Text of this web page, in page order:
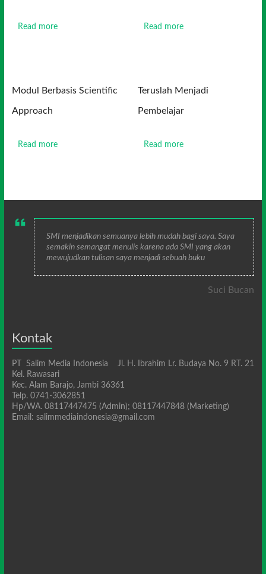
Read more Read more
Modul Berbasis Scientific
Approach
Read more
Teruslah Menjadi
Pembelajar
Read more
SMI menjadikan semuanya lebih mudah bagi saya. Saya
semakin semangat menulis karena ada SMI yang akan
mewujudkan tulisan saya menjadi sebuah buku
Suci Bucan
Kontak
PT Salim Media Indonesia Jl. H. Ibrahim Lr. Budaya No. 9 RT. 21
Kel. Rawasari
Kec. Alam Barajo, Jambi 36361
Telp. 0741-3062851
Hp/WA. 08117447475 (Admin); 08117447848 (Marketing)
Email: salimmediaindonesia@gmail.com